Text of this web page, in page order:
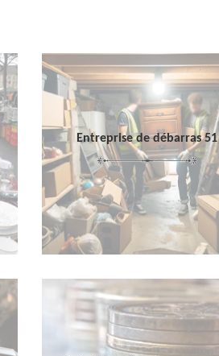
Entreprise de débarras 51